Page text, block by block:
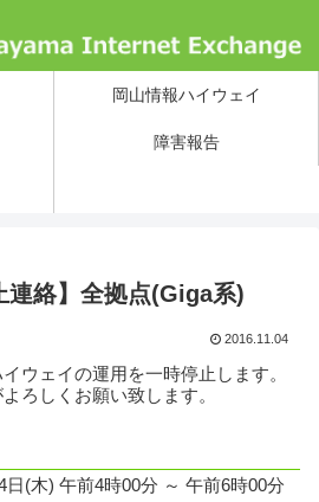
岡山情報ハイウェイ
障害報告
連絡】全拠点(Giga系)
2016.11.04
ウェイの運用を一時停止します。
ろしくお願い致します。
日(木) 午前4時00分 ～ 午前6時00分